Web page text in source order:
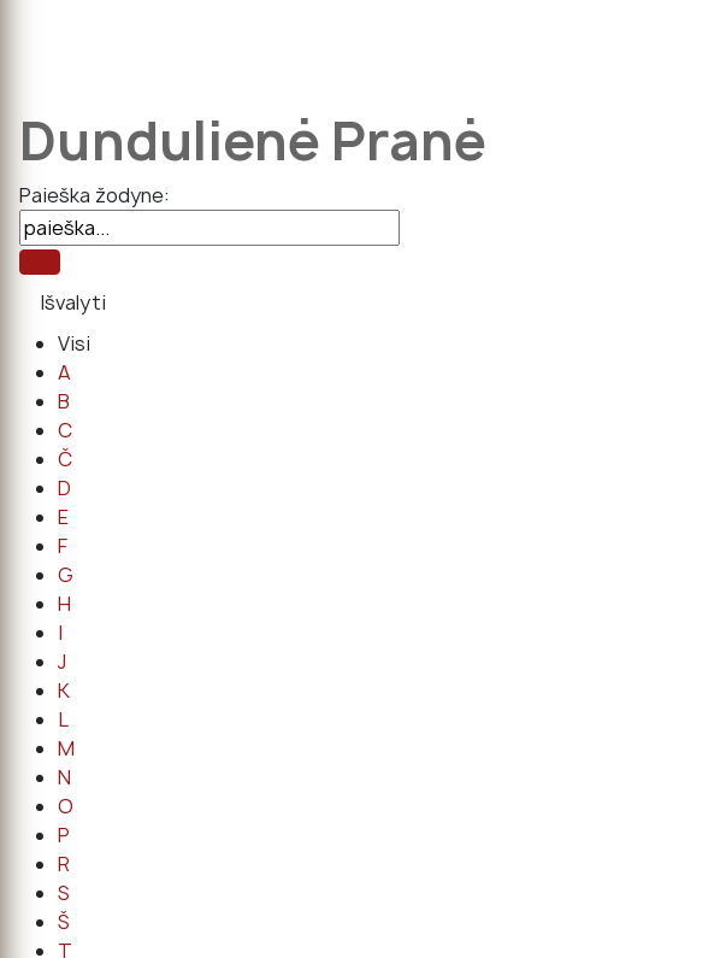
Dundulienė Pranė
Paieška žodyne:
Visi
A
B
C
Č
D
E
F
G
H
I
J
K
L
M
N
O
P
R
S
Š
T